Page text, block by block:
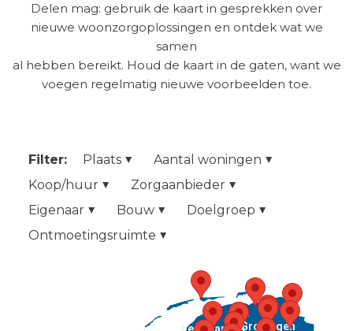
Delen mag: gebruik de kaart in gesprekken over
nieuwe woonzorgoplossingen en ontdek wat we
samen
al hebben bereikt. Houd de kaart in de gaten, want we
voegen regelmatig nieuwe voorbeelden toe.